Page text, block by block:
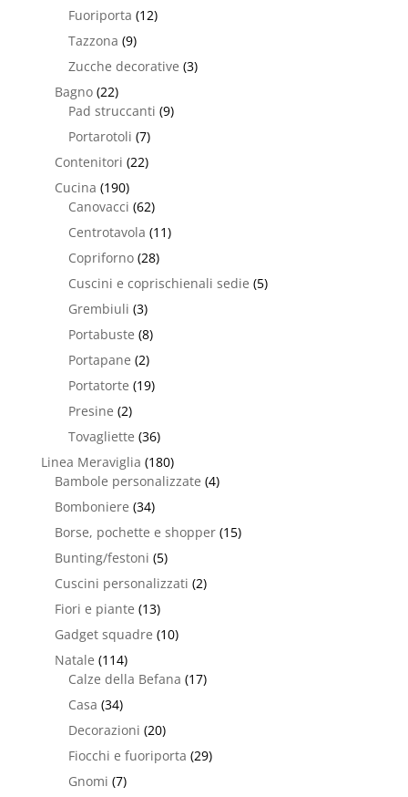
Fuoriporta (12)
Tazzona (9)
Zucche decorative (3)
Bagno (22)
Pad struccanti (9)
Portarotoli (7)
Contenitori (22)
Cucina (190)
Canovacci (62)
Centrotavola (11)
Copriforno (28)
Cuscini e coprischienali sedie (5)
Grembiuli (3)
Portabuste (8)
Portapane (2)
Portatorte (19)
Presine (2)
Tovagliette (36)
Linea Meraviglia (180)
Bambole personalizzate (4)
Bomboniere (34)
Borse, pochette e shopper (15)
Bunting/festoni (5)
Cuscini personalizzati (2)
Fiori e piante (13)
Gadget squadre (10)
Natale (114)
Calze della Befana (17)
Casa (34)
Decorazioni (20)
Fiocchi e fuoriporta (29)
Gnomi (7)